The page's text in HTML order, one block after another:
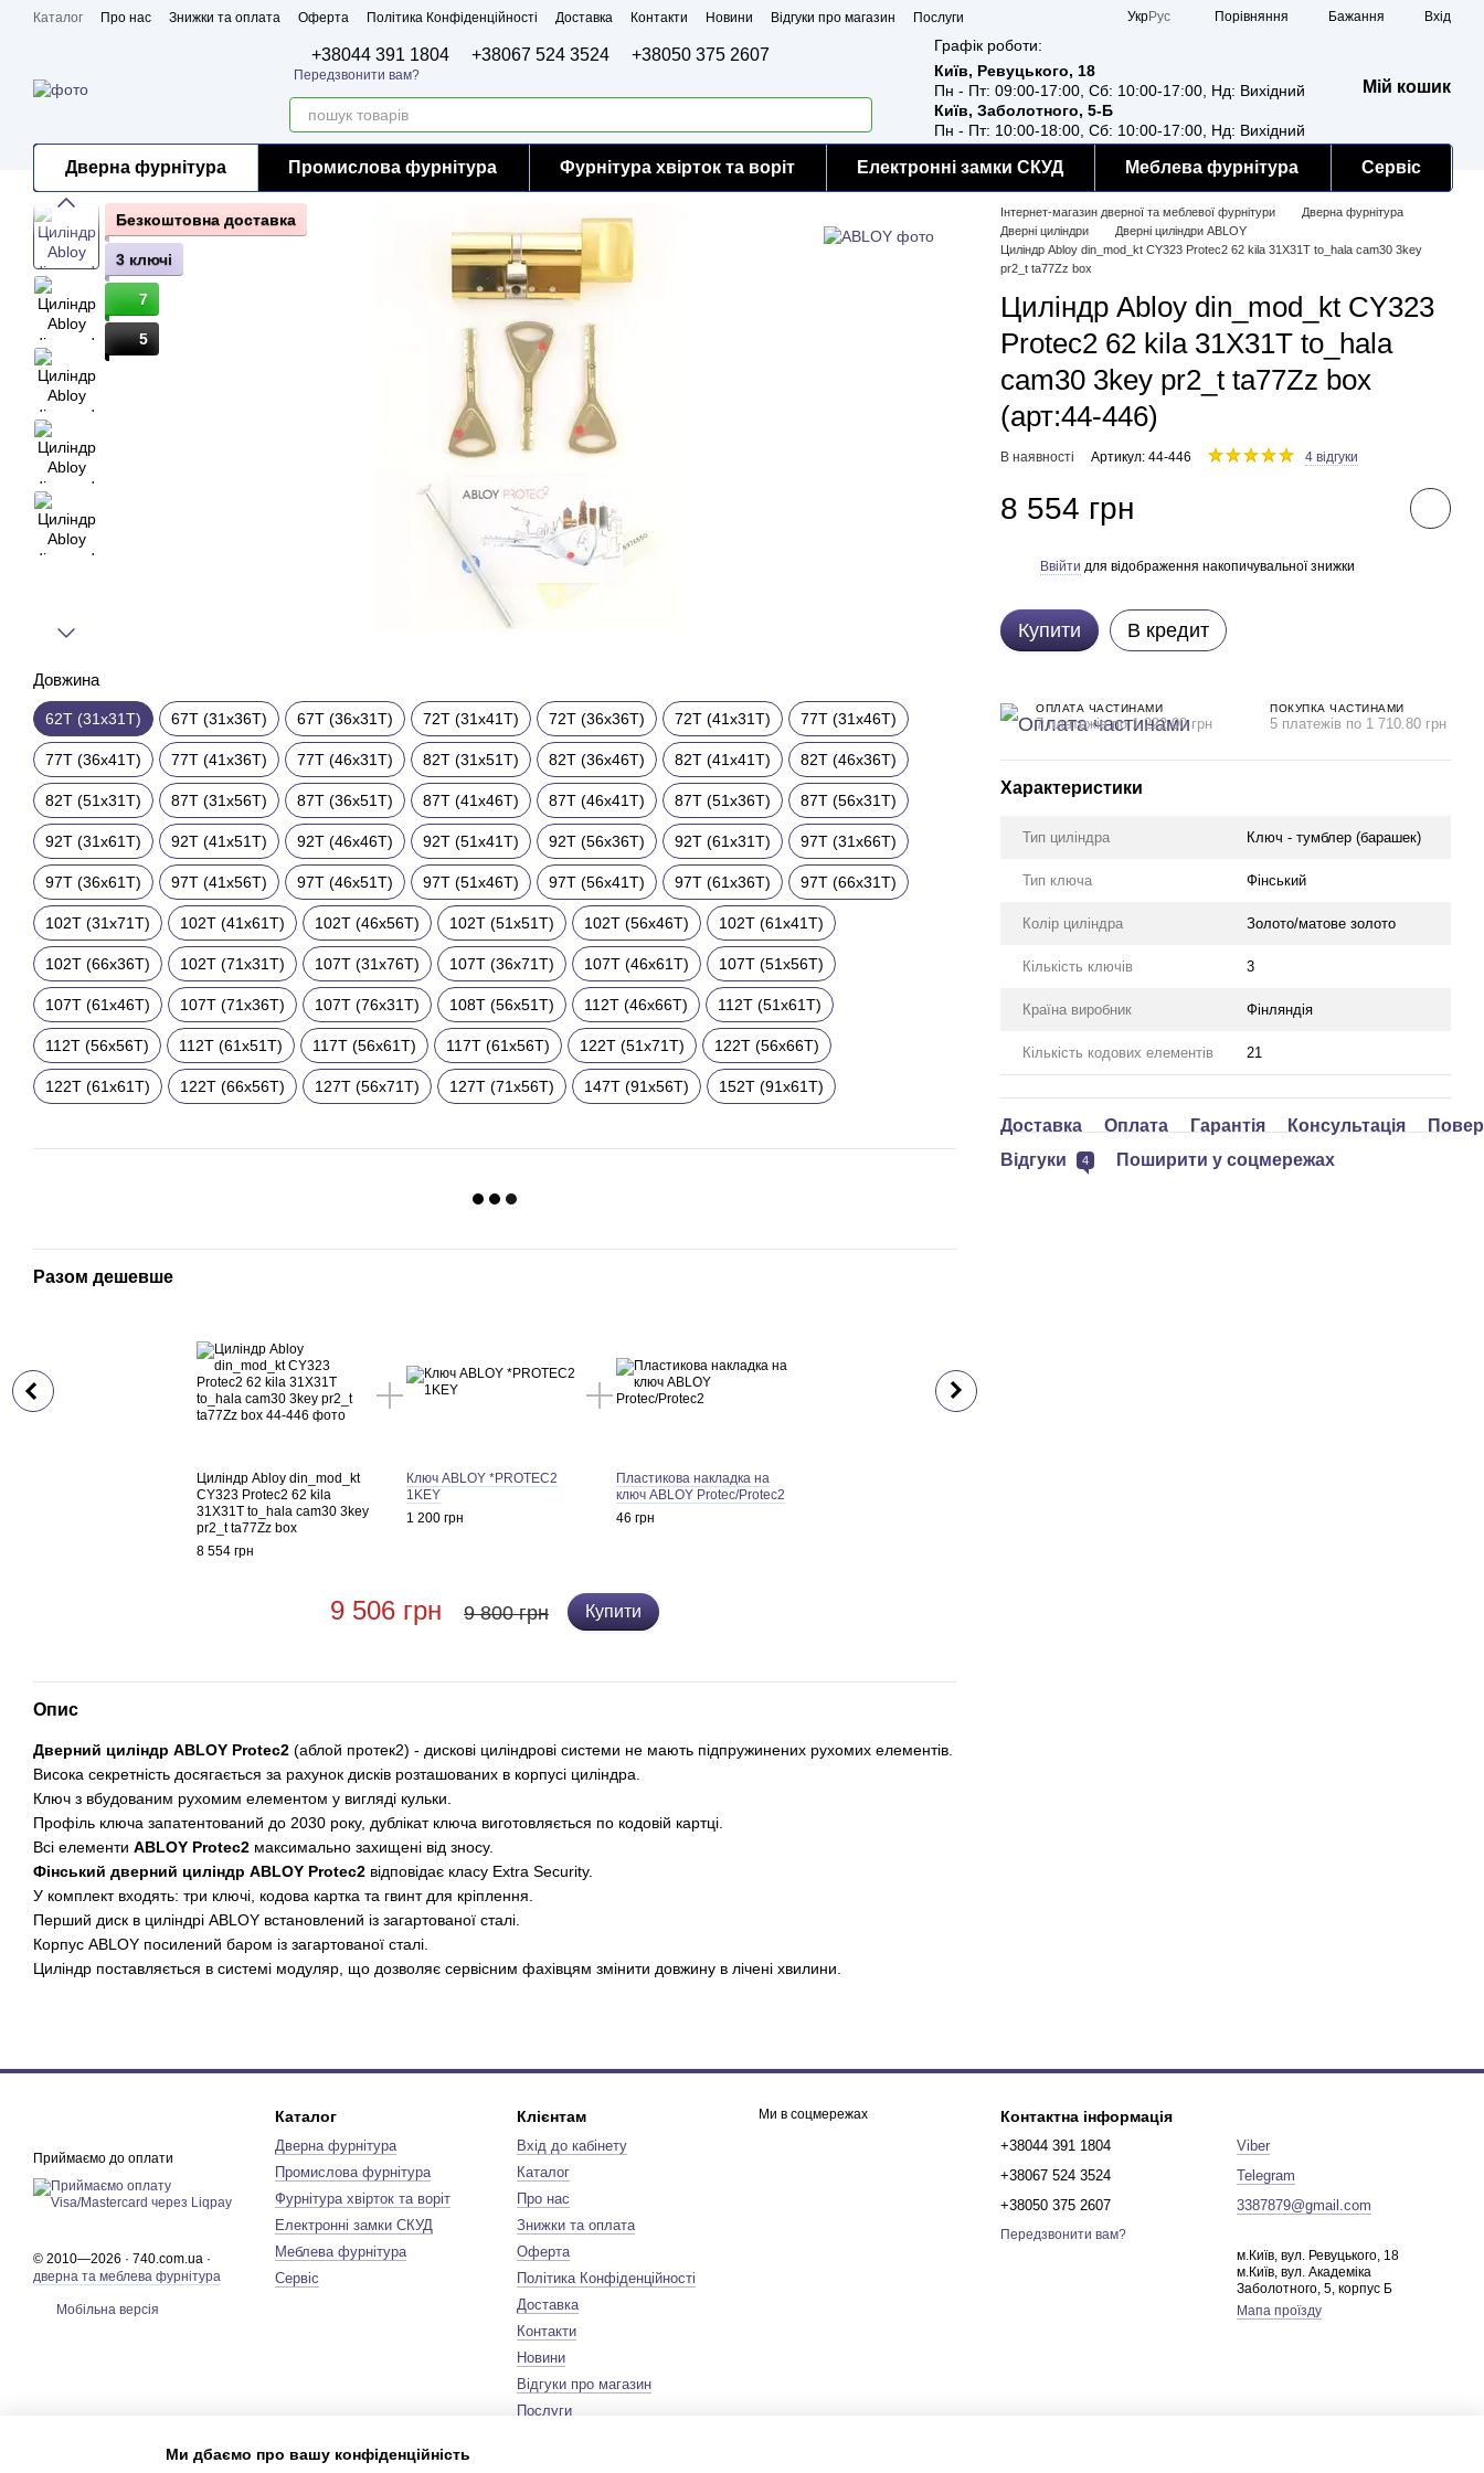
Перейти до основного контенту
Каталог Про нас Знижки та оплата Оферта Політика Конфіденційності Доставка Контакти Новини Відгуки про магазин
Послуги
УкрРус Порівняння Бажання Вхід
+38044 391 1804 +38067 524 3524 +38050 375 2607
Передзвонити вам?
Графік роботи:
Київ, Ревуцького, 18
Пн - Пт: 09:00-17:00, Сб: 10:00-17:00, Нд: Вихідний
Київ, Заболотного, 5-Б
Пн - Пт: 10:00-18:00, Сб: 10:00-17:00, Нд: Вихідний
Мій кошик
Дверна фурнітура Промислова фурнітура Фурнітура хвірток та воріт Електронні замки СКУД Меблева фурнітура Сервіс
Безкоштовна доставка
3 ключі
7
5
Довжина
62T (31x31T) 67T (31x36T) 67T (36x31T) 72T (31x41T) 72T (36x36T) 72T (41x31T) 77T (31x46T)
77T (36x41T) 77T (41x36T) 77T (46x31T) 82T (31x51T) 82T (36x46T) 82T (41x41T) 82T (46x36T)
82T (51x31T) 87T (31x56T) 87T (36x51T) 87T (41x46T) 87T (46x41T) 87T (51x36T) 87T (56x31T)
92T (31x61T) 92T (41x51T) 92T (46x46T) 92T (51x41T) 92T (56x36T) 92T (61x31T) 97T (31x66T)
97T (36x61T) 97T (41x56T) 97T (46x51T) 97T (51x46T) 97T (56x41T) 97T (61x36T) 97T (66x31T)
102T (31x71T) 102T (41x61T) 102T (46x56T) 102T (51x51T) 102T (56x46T) 102T (61x41T)
102T (66x36T) 102T (71x31T) 107T (31x76T) 107T (36x71T) 107T (46x61T) 107T (51x56T)
107T (61x46T) 107T (71x36T) 107T (76x31T) 108T (56x51T) 112T (46x66T) 112T (51x61T)
112T (56x56T) 112T (61x51T) 117T (56x61T) 117T (61x56T) 122T (51x71T) 122T (56x66T)
122T (61x61T) 122T (66x56T) 127T (56x71T) 127T (71x56T) 147T (91x56T) 152T (91x61T)
Разом дешевше
Циліндр Abloy din_mod_kt
CY323 Protec2 62 kila
31X31T to_hala cam30 3key
pr2_t ta77Zz box
8 554 грн
Ключ ABLOY *PROTEC2
1KEY
1 200 грн
Пластикова накладка на
ключ ABLOY Protec/Protec2
46 грн
9 506 грн 9 800 грн Купити
Опис
Дверний циліндр ABLOY Protec2 (аблой протек2) - дискові циліндрові системи не мають підпружинених рухомих елементів.
Висока секретність досягається за рахунок дисків розташованих в корпусі циліндра.
Ключ з вбудованим рухомим елементом у вигляді кульки.
Профіль ключа запатентований до 2030 року, дублікат ключа виготовляється по кодовій картці.
Всі елементи ABLOY Protec2 максимально захищені від зносу.
Фінський дверний циліндр ABLOY Protec2 відповідає класу Extra Security.
У комплект входять: три ключі, кодова картка та гвинт для кріплення.
Перший диск в циліндрі ABLOY встановлений із загартованої сталі.
Корпус ABLOY посилений баром із загартованої сталі.
Циліндр поставляється в системі модуляр, що дозволяє сервісним фахівцям змінити довжину в лічені хвилини.
Інтернет-магазин дверної та меблевої фурнітури
Дверна фурнітура
Дверні циліндри
Дверні циліндри ABLOY
Циліндр Abloy din_mod_kt CY323 Protec2 62 kila 31X31T to_hala cam30 3key
pr2_t ta77Zz box
Циліндр Abloy din_mod_kt CY323
Protec2 62 kila 31X31T to_hala
cam30 3key pr2_t ta77Zz box
(арт:44-446)
В наявності Артикул: 44-446 4 відгуки
8 554 грн
Ввійти для відображення накопичувальної знижки
Купити В кредит
ОПЛАТА ЧАСТИНАМИ
7 платежів по 1 222.00 грн
ПОКУПКА ЧАСТИНАМИ
5 платежів по 1 710.80 грн
Характеристики
Тип циліндра Ключ - тумблер (барашек)
Тип ключа Фінський
Колір циліндра Золото/матове золото
Кількість ключів 3
Країна виробник Фінляндія
Кількість кодових елементів 21
Доставка Оплата Гарантія Консультація
Відгуки
4 Поширити у соцмережах
Приймаємо до оплати
© 2010—2026 · 740.com.ua ·
дверна та меблева фурнітура
Мобільна версія
Каталог
Дверна фурнітура
Промислова фурнітура
Фурнітура хвірток та воріт
Електронні замки СКУД
Меблева фурнітура
Сервіс
Клієнтам
Вхід до кабінету
Каталог
Про нас
Знижки та оплата
Оферта
Політика Конфіденційності
Доставка
Контакти
Новини
Відгуки про магазин
Послуги
Ми в соцмережах Контактна інформація
+38044 391 1804
+38067 524 3524
+38050 375 2607
Передзвонити вам?
Viber
Telegram
3387879@gmail.com
м.Київ, вул. Ревуцького, 18
м.Київ, вул. Академіка
Заболотного, 5, корпус Б
Мапа проїзду
Ми дбаємо про вашу конфіденційність